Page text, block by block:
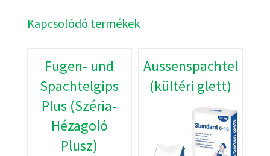
Kapcsolódó termékek
Fugen- und
Spachtelgips
Plus (Széria-
Hézagoló
Plusz)
Aussenspachtel
(kültéri glett)